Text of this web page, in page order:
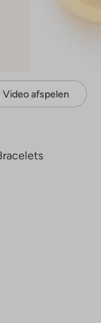
Video afspelen